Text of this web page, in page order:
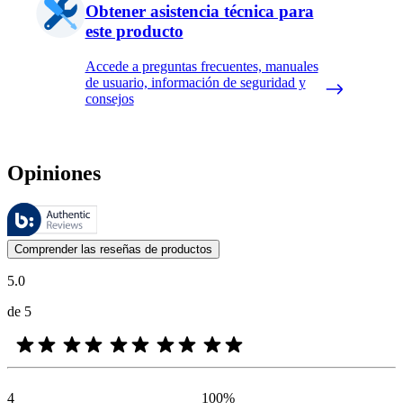
Obtener asistencia técnica para
este producto
Accede a preguntas frecuentes, manuales
de usuario, información de seguridad y
consejos
Opiniones
Estas reseñas las gestiona Bazaarvoice y cumplen con la política de
Las opiniones de los clientes en forma de reseñas de productos y
Comprender las reseñas de productos
5.0
de 5
4
100%